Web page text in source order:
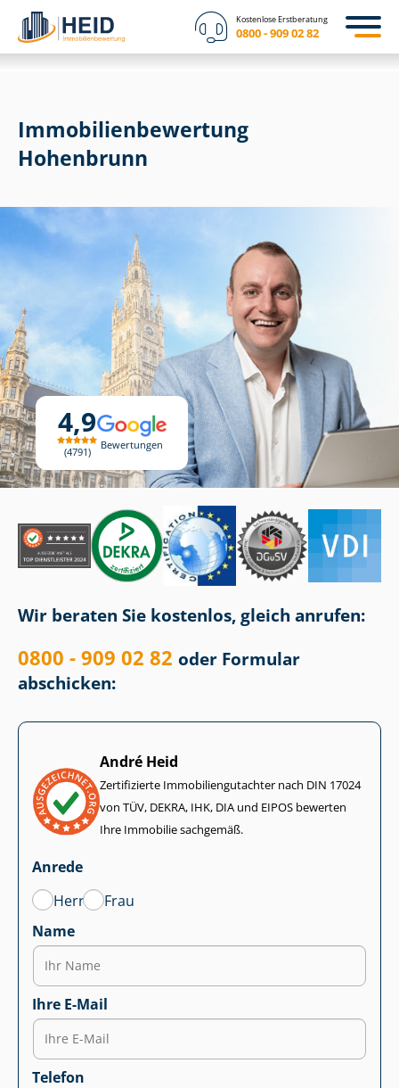
Kostenlose Erstberatung
0800 - 909 02 82
4,9
4791
Bewertungen
Immobilien­bewertung
Hohenbrunn
Wir beraten Sie kostenlos, gleich anrufen:
0800 - 909 02 82 oder Formular
abschicken:
André Heid
Zertifizierte Im­mo­bi­li­en­gut­ach­ter nach DIN 17024
von TÜV, DEKRA, IHK, DIA und EIPOS bewerten
Ihre Immobilie sachgemäß.
Anrede
Herr
Frau
Name
Ihre E-Mail
Telefon